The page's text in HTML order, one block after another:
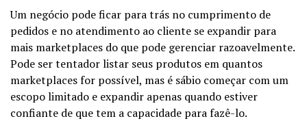
Um negócio pode ficar para trás no cumprimento de
pedidos e no atendimento ao cliente se expandir para
mais marketplaces do que pode gerenciar razoavelmente.
Pode ser tentador listar seus produtos em quantos
marketplaces for possível, mas é sábio começar com um
escopo limitado e expandir apenas quando estiver
confiante de que tem a capacidade para fazê-lo.